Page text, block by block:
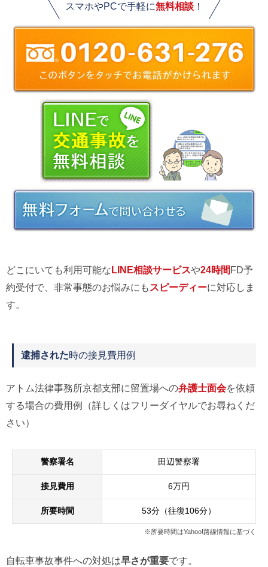
スマホやPCで手軽に無料相談！
どこにいても利用可能なLINE相談サービスや24時間FD予
約受付で、非常事態のお悩みにも スピーディーに対応しま
す。
逮捕された時の接見費用例
アトム法律事務所京都支部に留置場への弁護士面会を依頼
する場合の費用例（詳しくはフリーダイヤルでお尋ねくだ
さい）
警察署名 田辺警察署
接見費用 6万円
所要時間 53分（往復106分）
※所要時間はYahoo!路線情報に基づく
自転車事故事件への対処は早さが重要です。